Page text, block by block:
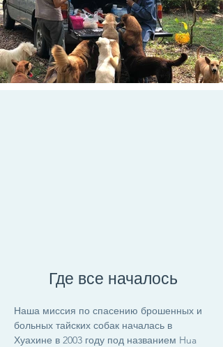
Где все началось
Наша миссия по спасению брошенных и
больных тайских собак началась в
Хуахине в 2003 году под названием Hua